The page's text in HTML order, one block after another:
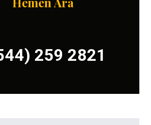
259 2821